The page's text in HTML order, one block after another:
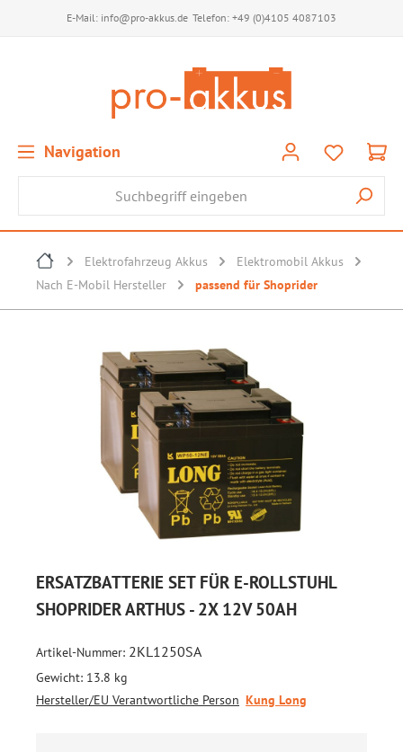
E-Mail: info@pro-akkus.de Telefon: +49 (0)4105 4087103
Navigation
Elektrofahrzeug Akkus
Elektromobil Akkus
Nach E-Mobil Hersteller
passend für Shoprider
Bildergalerie überspringen
ERSATZBATTERIE SET FÜR E-ROLLSTUHL
SHOPRIDER ARTHUS - 2X 12V 50AH
Artikel-Nummer: 2KL1250SA
Gewicht: 13.8 kg
Hersteller/EU Verantwortliche Person Kung Long